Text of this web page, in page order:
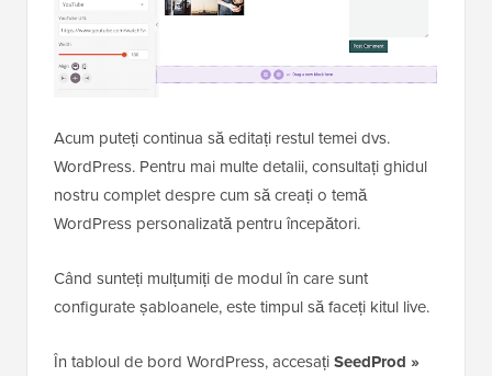
Acum puteți continua să editați restul temei dvs.
WordPress. Pentru mai multe detalii, consultați ghidul
nostru complet despre cum să creați o temă
WordPress personalizată pentru începători.
Când sunteți mulțumiți de modul în care sunt
configurate șabloanele, este timpul să faceți kitul live.
În tabloul de bord WordPress, accesațiSeedProd »